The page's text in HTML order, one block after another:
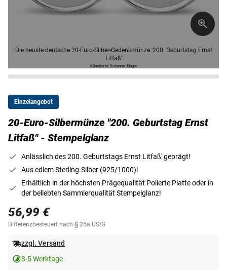
Die neuste deutsche 20-Euro-Silber-Gedenkmünze '200. Geburtstag Ernst
Litfaß'
Künstlerin: Susanne Jünger
Einzelangebot
20-Euro-Silbermünze "200. Geburtstag Ernst
Litfaß" - Stempelglanz
Anlässlich des 200. Geburtstags Ernst Litfaß' geprägt!
Aus edlem Sterling-Silber (925/1000)!
Erhältlich in der höchsten Prägequalität Polierte Platte oder in
der beliebten Sammlerqualität Stempelglanz!
56,99 €
Differenzbesteuert nach § 25a UStG
zzgl. Versand
3-5 Werktage